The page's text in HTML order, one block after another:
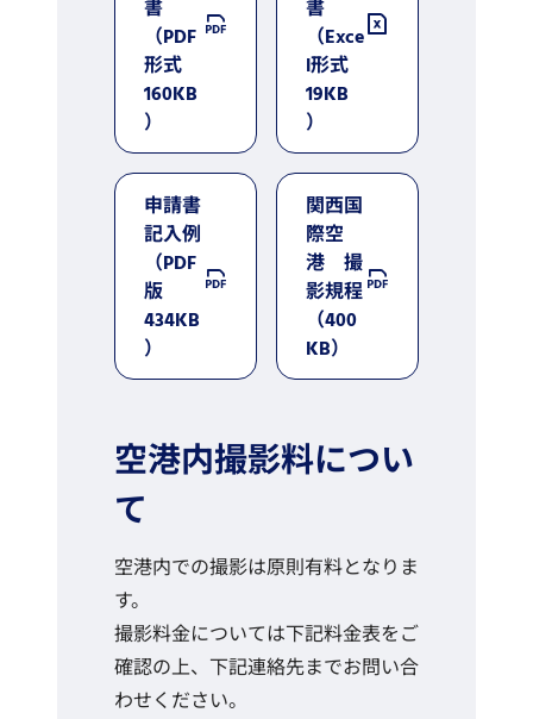
書
（PDF
形式
160KB
）
書
（Exce
l形式
19KB
）
申請書
記入例
（PDF
版
434KB
）
関西国
際空
港 撮
影規程
（400
KB）
空港内撮影料につい
て
空港内での撮影は原則有料となりま
す。
撮影料金については下記料金表をご
確認の上、下記連絡先までお問い合
わせください。